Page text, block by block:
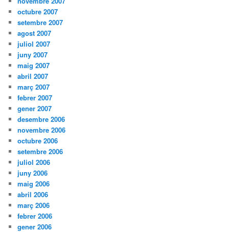
octubre 2007
setembre 2007
agost 2007
juliol 2007
juny 2007
maig 2007
abril 2007
març 2007
febrer 2007
gener 2007
desembre 2006
novembre 2006
octubre 2006
setembre 2006
juliol 2006
juny 2006
maig 2006
abril 2006
març 2006
febrer 2006
gener 2006